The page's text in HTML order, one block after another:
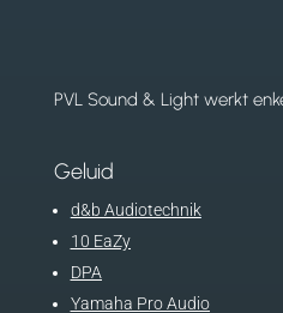
PVL Sound & Light werkt
Geluid
d&b Audiotechnik
10 EaZy
DPA
Yamaha Pro Audio